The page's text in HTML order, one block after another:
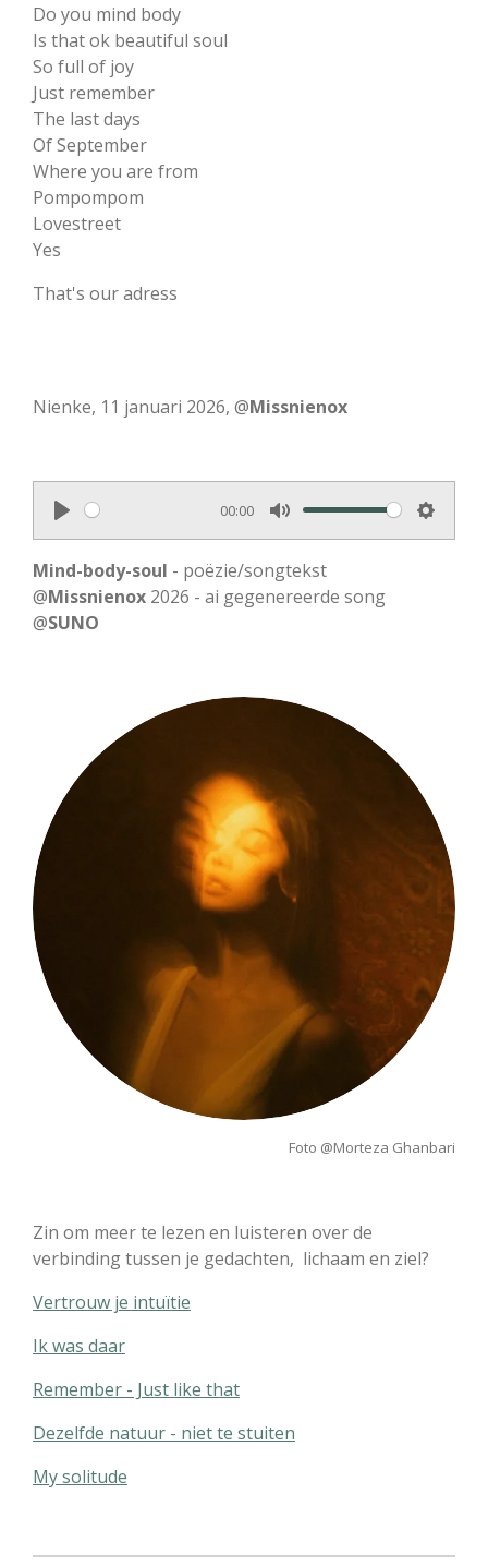
Do you mind body
Is that ok beautiful soul
So full of joy
Just remember
The last days
Of September
Where you are from
Pompompom
Lovestreet
Yes
That's our adress
Nienke, 11 januari 2026, @Missnienox
P
l
a
y
00:00
M
u
t
S
Mind-body-soul - poëzie/songtekst
@Missnienox 2026 - ai gegenereerde song
@SUNO
Foto @Morteza Ghanbari
Zin om meer te lezen en luisteren over de
verbinding tussen je gedachten, lichaam en ziel?
Vertrouw je intuïtie
Ik was daar
Remember - Just like that
Dezelfde natuur - niet te stuiten
My solitude